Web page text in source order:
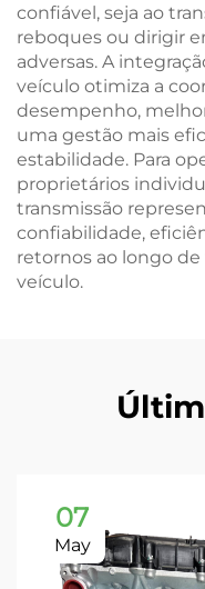
confiável, seja ao
reboques ou dirigir
adversas. A
veículo otimiza a
desempenho,
uma gestão mais
estabilidade. Para
proprietários
transmissão
confiabilidade,
retornos ao longo
veículo.
07
May